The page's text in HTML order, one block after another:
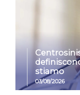
stiamo
03/08/2026